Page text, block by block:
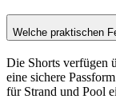
Welche praktischen
Die Shorts verfügen
eine sichere
für Strand und Pool